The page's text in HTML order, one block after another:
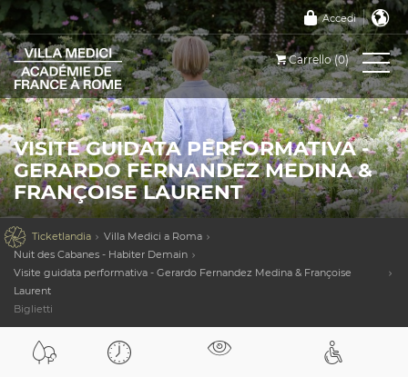
Accedi
Carrello (0)
VISITE GUIDATA PERFORMATIVA -
GERARDO FERNANDEZ MEDINA &
FRANÇOISE LAURENT
 Ticketlandia
Villa Medici a Roma
Nuit des Cabanes - Habiter Demain
Visite guidata performativa - Gerardo Fernandez Medina & Françoise
Laurent
Biglietti